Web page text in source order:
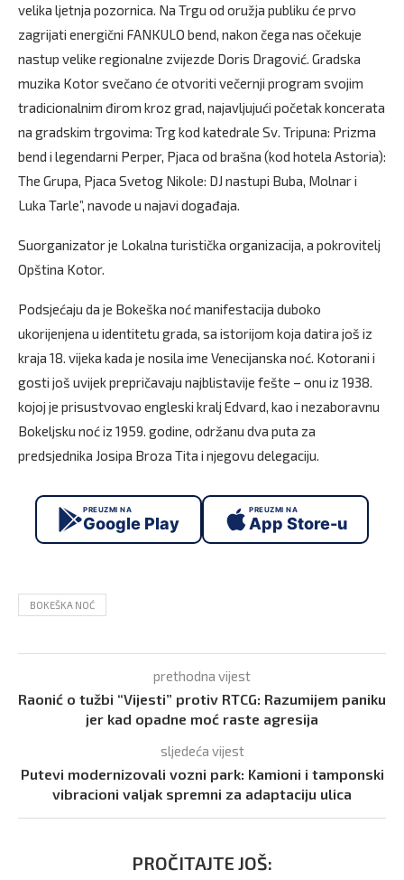
velika ljetnja pozornica. Na Trgu od oružja publiku će prvo
zagrijati energični FANKULO bend, nakon čega nas očekuje
nastup velike regionalne zvijezde Doris Dragović. Gradska
muzika Kotor svečano će otvoriti večernji program svojim
tradicionalnim đirom kroz grad, najavljujući početak koncerata
na gradskim trgovima: Trg kod katedrale Sv. Tripuna: Prizma
bend i legendarni Perper, Pjaca od brašna (kod hotela Astoria):
The Grupa, Pjaca Svetog Nikole: DJ nastupi Buba, Molnar i
Luka Tarle”, navode u najavi događaja.
Suorganizator je Lokalna turistička organizacija, a pokrovitelj
Opština Kotor.
Podsjećaju da je Bokeška noć manifestacija duboko
ukorijenjena u identitetu grada, sa istorijom koja datira još iz
kraja 18. vijeka kada je nosila ime Venecijanska noć. Kotorani i
gosti još uvijek prepričavaju najblistavije fešte – onu iz 1938.
kojoj je prisustvovao engleski kralj Edvard, kao i nezaboravnu
Bokeljsku noć iz 1959. godine, održanu dva puta za
predsjednika Josipa Broza Tita i njegovu delegaciju.
PREUZMI NA
Google Play
PREUZMI NA
App Store-u
BOKEŠKA NOĆ
prethodna vijest
Raonić o tužbi “Vijesti” protiv RTCG: Razumijem paniku
jer kad opadne moć raste agresija
sljedeća vijest
Putevi modernizovali vozni park: Kamioni i tamponski
vibracioni valjak spremni za adaptaciju ulica
PROČITAJTE JOŠ: